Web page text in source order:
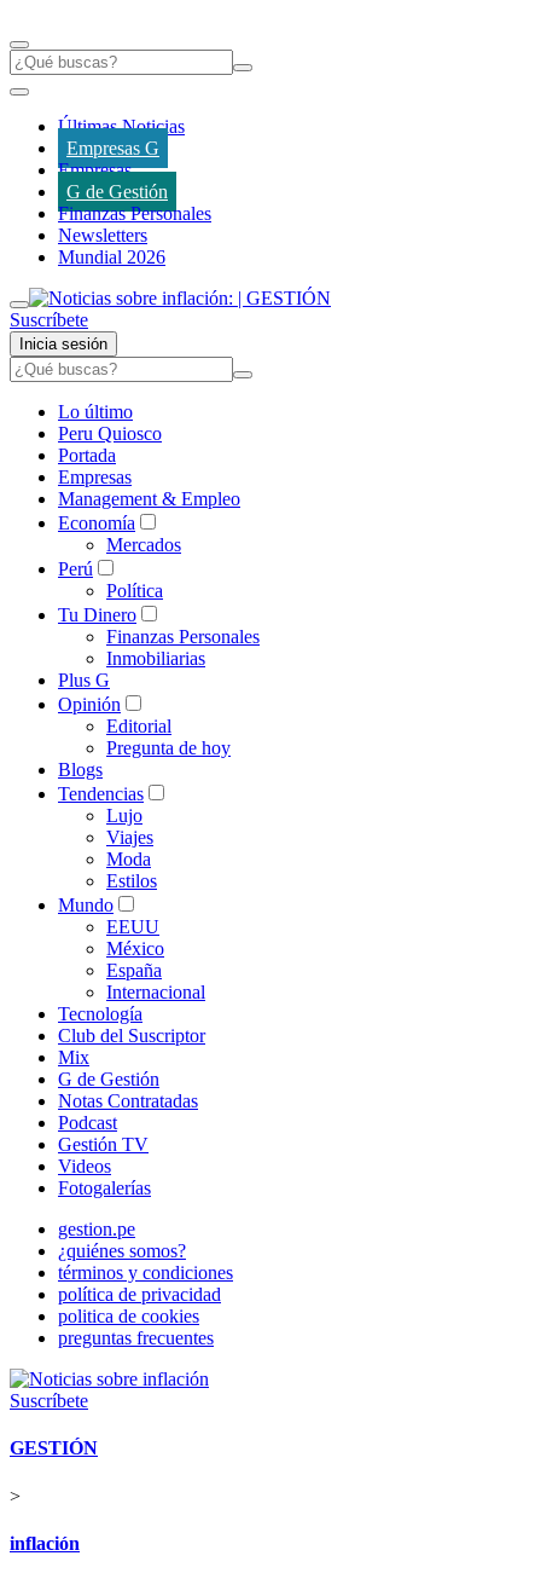
Últimas Noticias
Empresas G
Empresas
G de Gestión
Finanzas Personales
Newsletters
Mundial 2026
Suscríbete
Inicia sesión
Lo último
Peru Quiosco
Portada
Empresas
Management & Empleo
Economía
Mercados
Perú
Política
Tu Dinero
Finanzas Personales
Inmobiliarias
Plus G
Opinión
Editorial
Pregunta de hoy
Blogs
Tendencias
Lujo
Viajes
Moda
Estilos
Mundo
EEUU
México
España
Internacional
Tecnología
Club del Suscriptor
Mix
G de Gestión
Notas Contratadas
Podcast
Gestión TV
Videos
Fotogalerías
gestion.pe
¿quiénes somos?
términos y condiciones
política de privacidad
politica de cookies
preguntas frecuentes
Suscríbete
GESTIÓN
>
inflación